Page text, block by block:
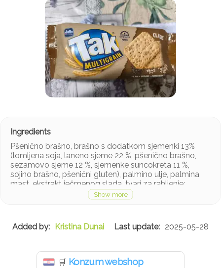
Pšenično brašno, brašno s dodatkom sjemenki 13%
(lomljena soja, laneno sjeme 22 %, pšenično brašno,
sezamovo sjeme 12 %, sjemenke suncokreta 11 %,
sojino brašno, pšenični gluten), palmino ulje, palmina
mast, ekstrakt ječmenog slada, tvari za rahljenje:
amonijev hidrogenkarbonat, natrijev hidrogenkarbonat;
šećer, sol, antioksidans: ekstrakt ružmarina, tvar za
Kristina Dunai
2025-05-28
🛒 Konzum webshop